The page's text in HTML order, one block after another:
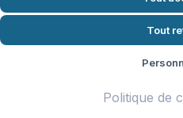
Connectez-
autres
Tout
Politique de